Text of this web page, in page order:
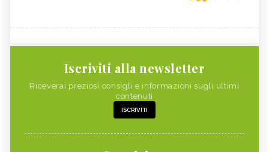
Iscriviti alla newsletter
Riceverai preziosi consigli e informazioni sugli ultimi
contenuti
ISCRIVITI